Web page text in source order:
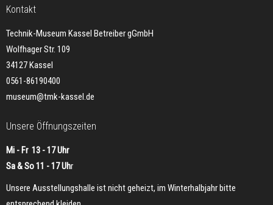
Kontakt
Technik-Museum Kassel Betreiber gGmbH
Wolfhager Str. 109
34127 Kassel
0561-86190400
museum@tmk-kassel.de
Unsere Öffnungszeiten
Mi - Fr 13 - 17 Uhr
Sa & So 11 - 17 Uhr
Unsere Ausstellungshalle ist nicht geheizt, im Winterhalbjahr bitte